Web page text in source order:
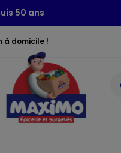
50 ans
à domicile !